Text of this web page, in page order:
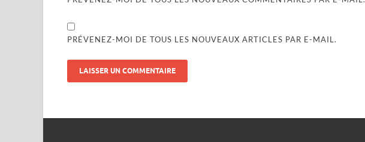
PRÉVENEZ-MOI DE TOUS LES NOUVEAUX ARTICLES PAR E-MAIL.